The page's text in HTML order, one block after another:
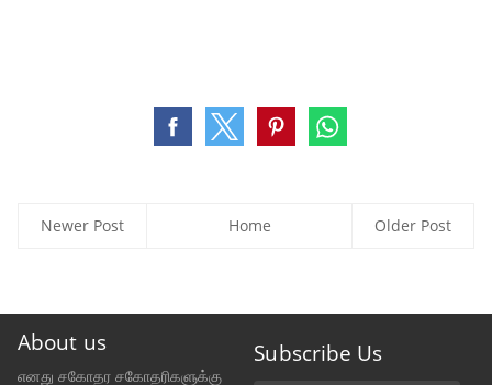
Newer Post Older Post
Home
About us
எனது சகோதர சகோதரிகளுக்கு
Subscribe Us